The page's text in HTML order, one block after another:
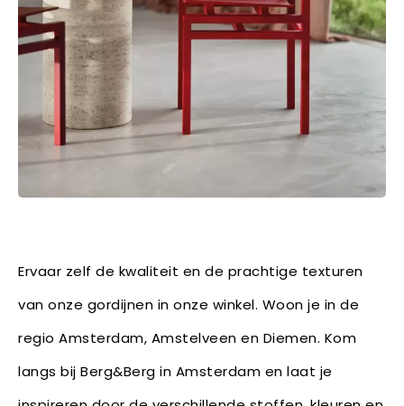
Ervaar zelf de kwaliteit en de prachtige texturen
van onze gordijnen in onze winkel. Woon je in de
regio Amsterdam, Amstelveen en Diemen. Kom
langs bij Berg&Berg in Amsterdam en laat je